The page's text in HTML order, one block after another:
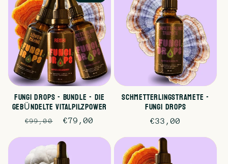
FUNGI DROPS - BUNDLE - DIE
GEBÜNDELTE VITALPILZPOWER
Normaler
€99,00 Verkaufspreis
€79,00
SCHMETTERLINGSTRAMETE -
FUNGI DROPS
Normaler
€33,00